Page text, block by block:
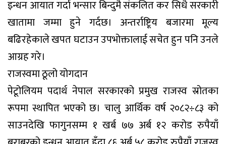
इन्धन आयात गर्दा भन्सार बिन्दुमै संकलित कर सिधै सरकारी
खातामा जम्मा हुने गर्दछ। अन्तर्राष्टिूय बजारमा मूल्य
बढिरहेकाले खपत घटाउन उपभोक्तालाई सचेत हुन पनि उनले
आग्रह गरे।
राजस्वमा ठूलो योगदान
पेटूोलियम पदार्थ नेपाल सरकारको प्रमुख राजस्व स्रोतका
रूपमा स्थापित भएको छ। चालु आर्थिक वर्ष २०८२÷८३ को
साउनदेखि फागुनसम्म १ खर्ब ७७ अर्ब १२ करोड रुपैयाँ